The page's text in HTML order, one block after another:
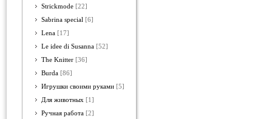
Strickmode [22]
Sabrina special [6]
Lena [17]
Le idee di Susanna [52]
The Knitter [36]
Burda [86]
Игрушки своими руками [5]
Для животных [1]
Ручная работа [2]